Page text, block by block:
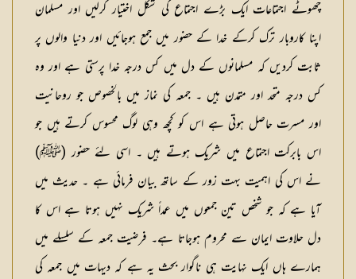
چھوٹے اجتماعات ایک بڑے اجتماع کی شکل اختیار کرلیں اور مسلمان
اپنا کاروبار ترک کرکے خدا کے حضور میں جمع ہوجائیں اور دنیا والوں پر
ثابت کردیں کہ مسلمانوں کے دل میں کس درجہ خدا پرستی ہے اور وہ
کس درجہ متحد اور متمدن ہیں ۔ جمعہ کی نماز میں بالخصوص جو روحانیت
اور مسرت حاصل ہوتی ہے اس کو کچھ وہی لوگ محسوس کرتے ہیں جو
اس بابرکت اجتماع میں شریک ہوتے ہیں ۔ اسی لئے حضور (ﷺ)
نے اس کی اہمیت بہت زور کے ساتھ بیان فرمائی ہے ۔ حدیث میں
آیا ہے کہ جو شخص تین جمعوں میں عمداً شریک نہیں ہوتا ہے اس کا
دل حلاوت ایمان سے محروم ہوجاتا ہے۔ فرضیت جمعہ کے سلسلے میں
ہمارے ہاں ایک نہایت ہی ناگوار بحث یہ ہے کہ دیہات میں جمعہ کی